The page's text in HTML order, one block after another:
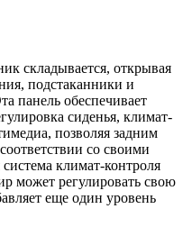
складывается, открывая
подстаканники и
панель обеспечивает
сиденья, климат-
позволяя задним
со своими
климат-контроля
может регулировать свою
еще один уровень